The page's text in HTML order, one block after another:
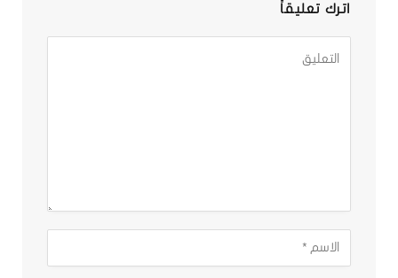
اترك تعليقاً